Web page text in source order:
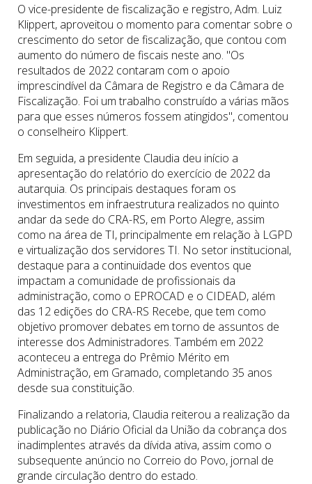
O vice-presidente de fiscalização e registro, Adm. Luiz
Klippert, aproveitou o momento para comentar sobre o
crescimento do setor de fiscalização, que contou com
aumento do número de fiscais neste ano. "Os
resultados de 2022 contaram com o apoio
imprescindível da Câmara de Registro e da Câmara de
Fiscalização. Foi um trabalho construído a várias mãos
para que esses números fossem atingidos", comentou
o conselheiro Klippert.
Em seguida, a presidente Claudia deu início a
apresentação do relatório do exercício de 2022 da
autarquia. Os principais destaques foram os
investimentos em infraestrutura realizados no quinto
andar da sede do CRA-RS, em Porto Alegre, assim
como na área de TI, principalmente em relação à LGPD
e virtualização dos servidores TI. No setor institucional,
destaque para a continuidade dos eventos que
impactam a comunidade de profissionais da
administração, como o EPROCAD e o CIDEAD, além
das 12 edições do CRA-RS Recebe, que tem como
objetivo promover debates em torno de assuntos de
interesse dos Administradores. Também em 2022
aconteceu a entrega do Prêmio Mérito em
Administração, em Gramado, completando 35 anos
desde sua constituição.
Finalizando a relatoria, Claudia reiterou a realização da
publicação no Diário Oficial da União da cobrança dos
inadimplentes através da dívida ativa, assim como o
subsequente anúncio no Correio do Povo, jornal de
grande circulação dentro do estado.